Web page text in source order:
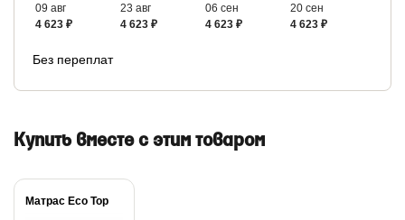
09 авг
4 623 ₽
23 авг
4 623 ₽
06 сен
4 623 ₽
20 сен
4 623 ₽
Без переплат
Купить вместе с этим товаром
Матрас Eco Top